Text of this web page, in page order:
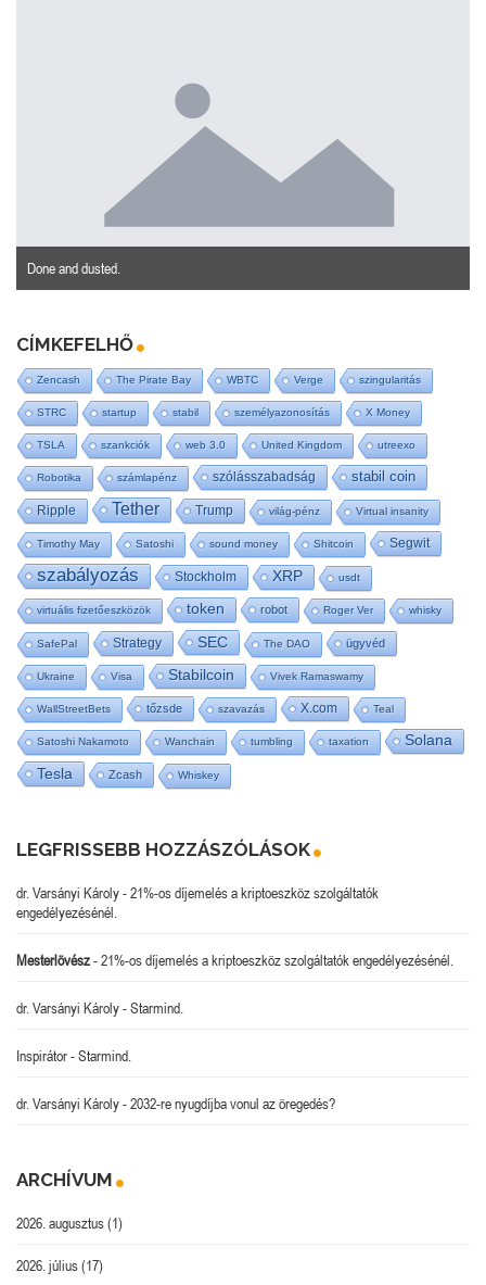
Done and dusted.
CÍMKEFELHŐ
Zencash The Pirate Bay WBTC Verge szingularitás
STRC startup stabil személyazonosítás X Money
TSLA szankciók web 3.0 United Kingdom utreexo
Robotika számlapénz szólásszabadság stabil coin
Ripple Tether Trump világ-pénz Virtual insanity
Timothy May Satoshi sound money Shitcoin Segwit
szabályozás Stockholm XRP usdt
virtuális fizetőeszközök token robot Roger Ver whisky
SafePal Strategy SEC The DAO ügyvéd
Ukraine Visa Stabilcoin Vivek Ramaswamy
WallStreetBets tőzsde szavazás X.com Teal
Satoshi Nakamoto Wanchain tumbling taxation Solana
Tesla Zcash Whiskey
LEGFRISSEBB HOZZÁSZÓLÁSOK
dr. Varsányi Károly-21%-os díjemelés a kriptoeszköz szolgáltatók
engedélyezésénél.
Mesterlövész-21%-os díjemelés a kriptoeszköz szolgáltatók engedélyezésénél.
dr. Varsányi Károly-Starmind.
Inspirátor-Starmind.
dr. Varsányi Károly-2032-re nyugdíjba vonul az öregedés?
ARCHÍVUM
2026. augusztus(1)
2026. július(17)